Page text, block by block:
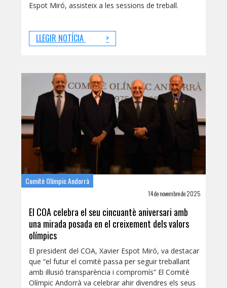
Espot Miró, assisteix a les sessions de treball.
LLEGIR NOTÍCIA >
Comitè Olímpic Andorrà
14 de novembre de 2025
El COA celebra el seu cincuantè aniversari amb
una mirada posada en el creixement dels valors
olímpics
El president del COA, Xavier Espot Miró, va destacar
que “el futur el comitè passa per seguir treballant
amb il·lusió transparència i compromís” El Comitè
Olímpic Andorrà va celebrar ahir divendres els seus